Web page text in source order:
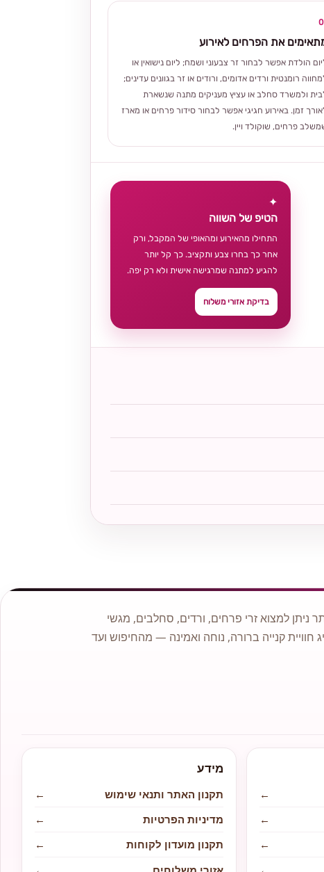
את הפרחים לאירוע
הולדת אפשר לבחור זר צבעוני ושמח; ליום נישואין או
רומנטית ורדים אדומים, ורודים או זר בגוונים עדינים;
ולמשרד סחלב או עציץ מעניקים מתנה שנשארת
זמן. באירוע חגיגי אפשר לבחור סידור פרחים או מארז
פרחים, שוקולד ויין.
✦
הטיפ של השווה
התחילו מהאירוע ומהאופי של המקבל, ורק
אחר כך בחרו צבע ותקציב. כך קל יותר
להגיע למתנה שמרגישה אישית ולא רק יפה.
בדיקת אזורי משלוח
ניתן למצוא זרי פרחים, ורדים, סחלבים, מגשי
חוויית קנייה ברורה, נוחה ואמינה — מהחיפוש ועד
←
←
←
מידע
תקנון האתר ותנאי שימוש
←
מדיניות הפרטיות
←
תקנון מועדון לקוחות
←